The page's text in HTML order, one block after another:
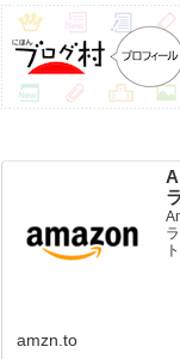
amzn.to